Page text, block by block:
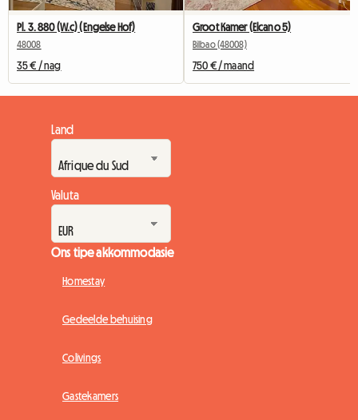
Pl. 3. 880 (W.c) (Engelse Hof)
48008
35 € / nag
Groot Kamer (Elcano 5)
Bilbao (48008)
750 € / maand
Land
Valuta
Ons tipe akkommodasie
Homestay
Gedeelde behuising
Colivings
Gastekamers